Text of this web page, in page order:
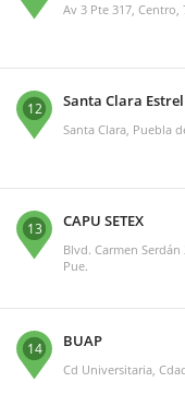
Av 3 Pte 317, Centro,
12 Santa Clara
Santa Clara, Puebla
13 CAPU SETEX
Blvd. Carmen
Pue.
14 BUAP
Cd Universitaria,